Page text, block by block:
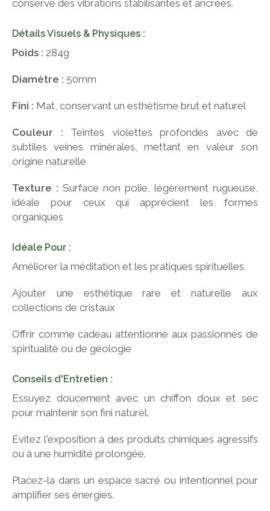
conserve des vibrations stabilisantes et ancrées.
Détails Visuels & Physiques :
Poids : 284g
Diamètre : 50mm
Fini : Mat, conservant un esthétisme brut et naturel
Couleur : Teintes violettes profondes avec de
subtiles veines minérales, mettant en valeur son
origine naturelle
Texture : Surface non polie, légèrement rugueuse,
idéale pour ceux qui apprécient les formes
organiques
Idéale Pour :
Améliorer la méditation et les pratiques spirituelles
Ajouter une esthétique rare et naturelle aux
collections de cristaux
Offrir comme cadeau attentionné aux passionnés de
spiritualité ou de géologie
Conseils d'Entretien :
Essuyez doucement avec un chiffon doux et sec
pour maintenir son fini naturel.
Évitez l'exposition à des produits chimiques agressifs
ou à une humidité prolongée.
Placez-la dans un espace sacré ou intentionnel pour
amplifier ses énergies.